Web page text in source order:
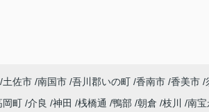
土佐市 南国市 吾川郡いの町 香南市 香美市
岡町 介良 神田 桟橋通 鴨部 朝倉 枝川 南宝